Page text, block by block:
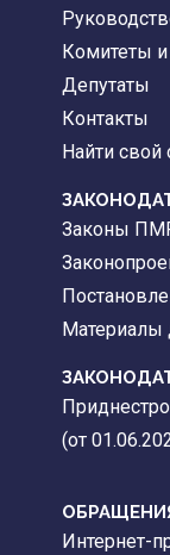
Комитеты
Депутаты
Контакты
Найти свой
Законы
Материалы
(от
Интернет-